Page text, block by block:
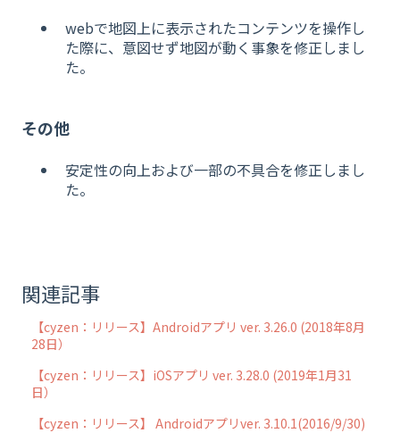
webで地図上に表示されたコンテンツを操作し
た際に、意図せず地図が動く事象を修正しまし
た。
その他
安定性の向上および一部の不具合を修正しまし
た。
関連記事
【cyzen：リリース】Androidアプリ ver. 3.26.0 (2018年8月
28日）
【cyzen：リリース】iOSアプリ ver. 3.28.0 (2019年1月31
日）
【cyzen：リリース】 Androidアプリver. 3.10.1(2016/9/30)